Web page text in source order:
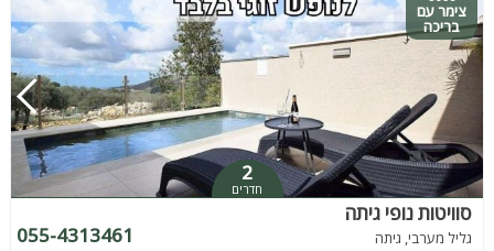
צימר עם
בריכה
2
חדרים
סוויטות נופי גיתה
גליל מערבי, גיתה 055-4313461